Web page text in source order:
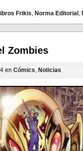
Frikis, Norma Editorial ,
Zombies
en Cómics, Noticias